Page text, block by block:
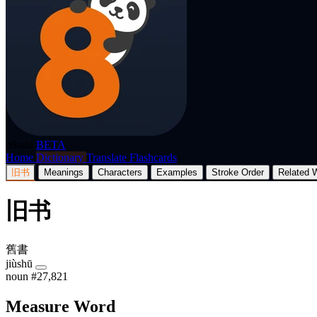
BETA
Home Dictionary Translate Flashcards
旧书 Meanings Characters Examples Stroke Order Related
旧书
舊書
jiùshū
noun #27,821
Measure Word